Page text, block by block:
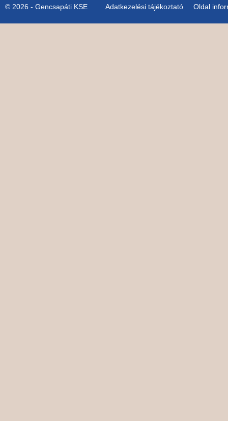
© 2026 - Gencsapáti KSE Adatkezelési tájékoztató Oldal